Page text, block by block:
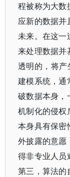
程被称为大数
应新的数据
未来。在这一
来处理数据并
透明的，将产
建模系统，通
破数据本身，
机制化的侵权
本身具有保密
外披露的意愿
得非专业人员
第三，算法的